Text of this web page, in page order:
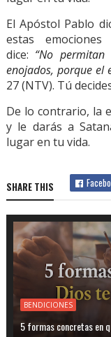
El Apóstol Pablo
estas
dice: “No
enojados, porque el
27 (NTV). Tú
De lo contrario, la
y le darás a
lugar en tu vida.
SHARE THIS
BENDICIONES
5 formas concretas en